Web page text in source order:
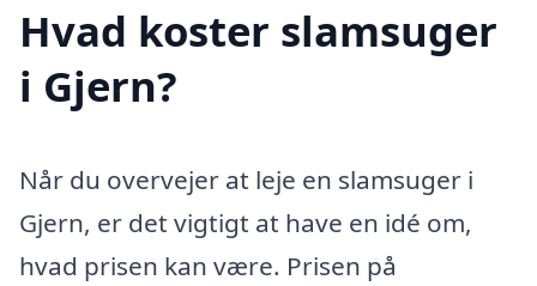
Hvad koster slamsuger
i Gjern?
Når du overvejer at leje en slamsuger i
Gjern, er det vigtigt at have en idé om,
hvad prisen kan være. Prisen på